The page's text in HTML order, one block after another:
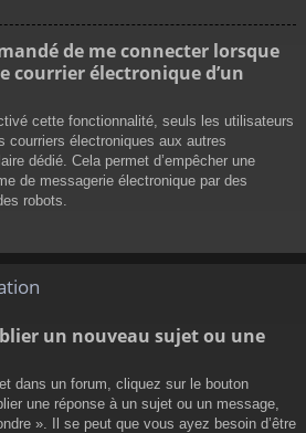
de me connecter lorsque
courrier électronique d’un
cette fonctionnalité, seuls les utilisateurs
courriers électroniques aux autres
dédié. Cela permet d’empêcher une
de messagerie électronique par des
robots.
un nouveau sujet ou une
dans un forum, cliquez sur le bouton
une réponse à un sujet ou un message,
». Il se peut que vous ayez besoin d’être